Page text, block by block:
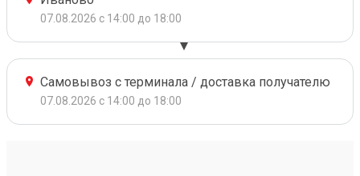
07.08.2026 с 14:00 до 18:00
Самовывоз с терминала / доставка получателю
07.08.2026 с 14:00 до 18:00